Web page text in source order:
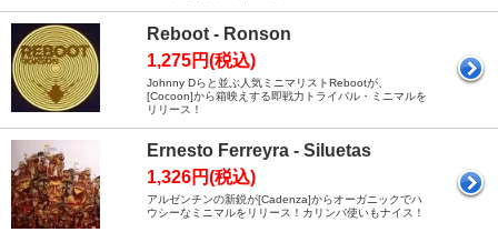
Reboot - Ronson
1,275円(税込)
Johnny Dらと並ぶ人気ミニマリストRebootが、
[Cocoon]から箱映えする即戦力トライバル・ミニマルを
リリース！
Ernesto Ferreyra - Siluetas
1,326円(税込)
アルゼンチンの新鋭が[Cadenza]からオーガニックでハ
ウシーなミニマルをリリース！カリンバ使いもナイス！